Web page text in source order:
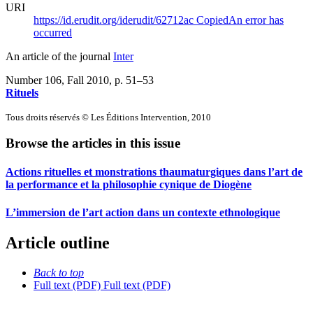
URI
https://id.erudit.org/iderudit/62712ac CopiedAn error has
occurred
An article of the journal Inter
Number 106, Fall 2010, p. 51–53
Rituels
Tous droits réservés © Les Éditions Intervention, 2010
Browse the articles in this issue
Actions rituelles et monstrations thaumaturgiques dans l’art de
la performance et la philosophie cynique de Diogène
L’immersion de l’art action dans un contexte ethnologique
Article outline
Back to top
Full text (PDF) Full text (PDF)